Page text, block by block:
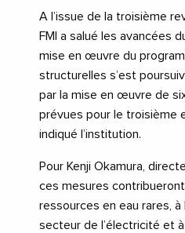
A l’issue de la troisième
FMI a salué les avancées
mise en œuvre du
structurelles s’est
par la mise en œuvre de
prévues pour le troisième
indiqué l’institution.
Pour Kenji Okamura,
ces mesures
ressources en eau rares,
secteur de l’électricité et